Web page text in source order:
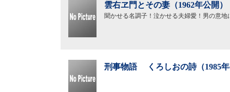
雲右ヱ門とその妻（1962年公開）
聞かせる名調子！泣かせる夫婦愛！男の意
刑事物語 くろしおの詩（1985